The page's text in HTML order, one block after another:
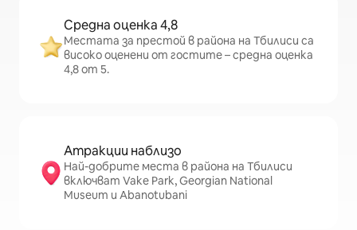
Средна оценка 4,8
Местата за престой в района на Тбилиси са
високо оценени от гостите – средна оценка
4,8 от 5.
Атракции наблизо
Най-добрите места в района на Тбилиси
включват Vake Park, Georgian National
Museum и Abanotubani